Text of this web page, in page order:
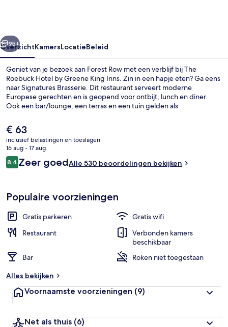
Inns
Volgende
95+
OverzichtKamersLocatieBeleid
Geniet van je bezoek aan Forest Row met een verblijf bij The
Roebuck Hotel by Greene King Inns. Zin in een hapje eten? Ga eens
naar Signatures Brasserie. Dit restaurant serveert moderne
Europese gerechten en is geopend voor ontbijt, lunch en diner.
Ook een bar/lounge, een terras en een tuin gelden als
behulpzame personeel.
De
huidige
prijs
is
€ 63
€ 63
inclusief belastingen en toeslagen
16 aug - 17 aug
Beoordelingen
8,48,4 op 10 –
Zeer goedAlle 530 beoordelingen bekijken
Populaire voorzieningen
Gratis parkeren
Gratis wifi
Restaurant
Verbonden kamers
beschikbaar
Bar
Roken niet toegestaan
Alles bekijken
Voornaamste voorzieningen (9)
Net als thuis (6)